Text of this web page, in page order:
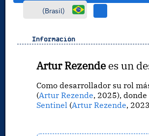
(Brasil)
Información
Artur Rezendees un
Como desarrollador su rol
(Artur Rezende, 2025),
Sentinel(Artur Rezende,